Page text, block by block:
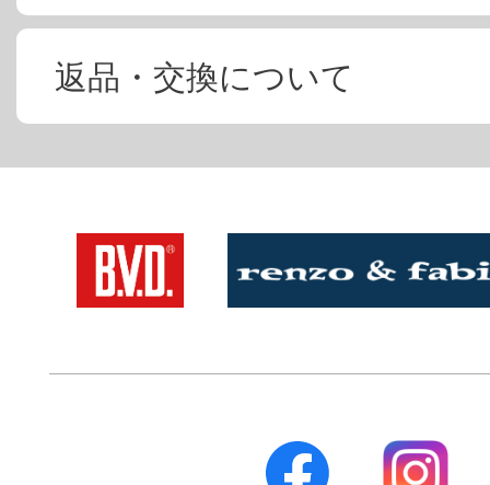
返品・交換について